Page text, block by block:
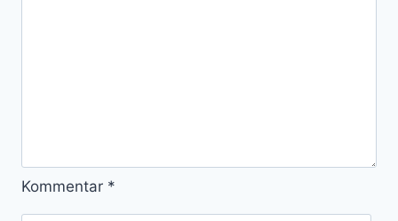
Kommentar *